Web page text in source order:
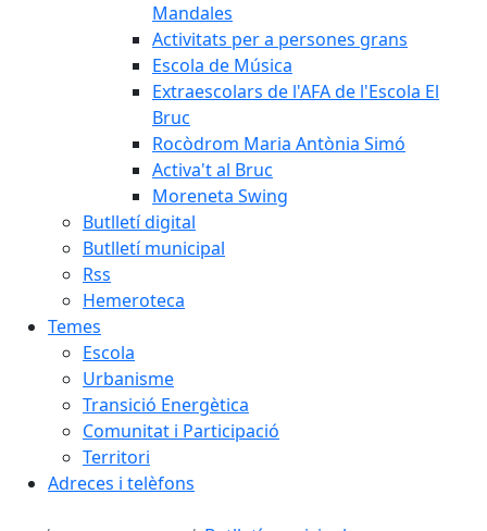
Mandales
Activitats per a persones grans
Escola de Música
Extraescolars de l'AFA de l'Escola El
Bruc
Rocòdrom Maria Antònia Simó
Activa't al Bruc
Moreneta Swing
Butlletí digital
Butlletí municipal
Rss
Hemeroteca
Temes
Escola
Urbanisme
Transició Energètica
Comunitat i Participació
Territori
Adreces i telèfons